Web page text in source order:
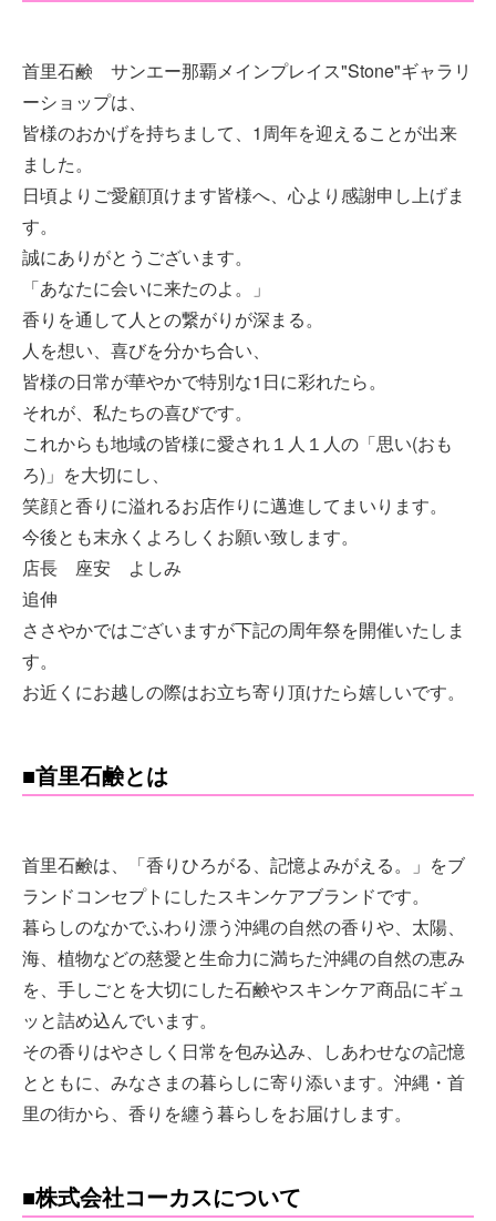
首里石鹸 サンエー那覇メインプレイス"Stone"ギャラリ
ーショップは、
皆様のおかげを持ちまして、1周年を迎えることが出来
ました。
日頃よりご愛顧頂けます皆様へ、心より感謝申し上げま
す。
誠にありがとうございます。
「あなたに会いに来たのよ。」
香りを通して人との繋がりが深まる。
人を想い、喜びを分かち合い、
皆様の日常が華やかで特別な1日に彩れたら。
それが、私たちの喜びです。
これからも地域の皆様に愛され１人１人の「思い(おも
ろ)」を大切にし、
笑顔と香りに溢れるお店作りに邁進してまいります。
今後とも末永くよろしくお願い致します。
店長 座安 よしみ
追伸
ささやかではございますが下記の周年祭を開催いたしま
す。
お近くにお越しの際はお立ち寄り頂けたら嬉しいです。
​​■首里石鹸とは
首里石鹸は、「香りひろがる、記憶よみがえる。」をブ
ランドコンセプトにしたスキンケアブランドです。
暮らしのなかでふわり漂う沖縄の自然の香りや、太陽、
海、植物などの慈愛と生命力に満ちた沖縄の自然の恵み
を、手しごとを大切にした石鹸やスキンケア商品にギュ
ッと詰め込んでいます。
その香りはやさしく日常を包み込み、しあわせなの記憶
とともに、みなさまの暮らしに寄り添います。沖縄・首
里の街から、香りを纏う暮らしをお届けします。
■株式会社コーカスについて